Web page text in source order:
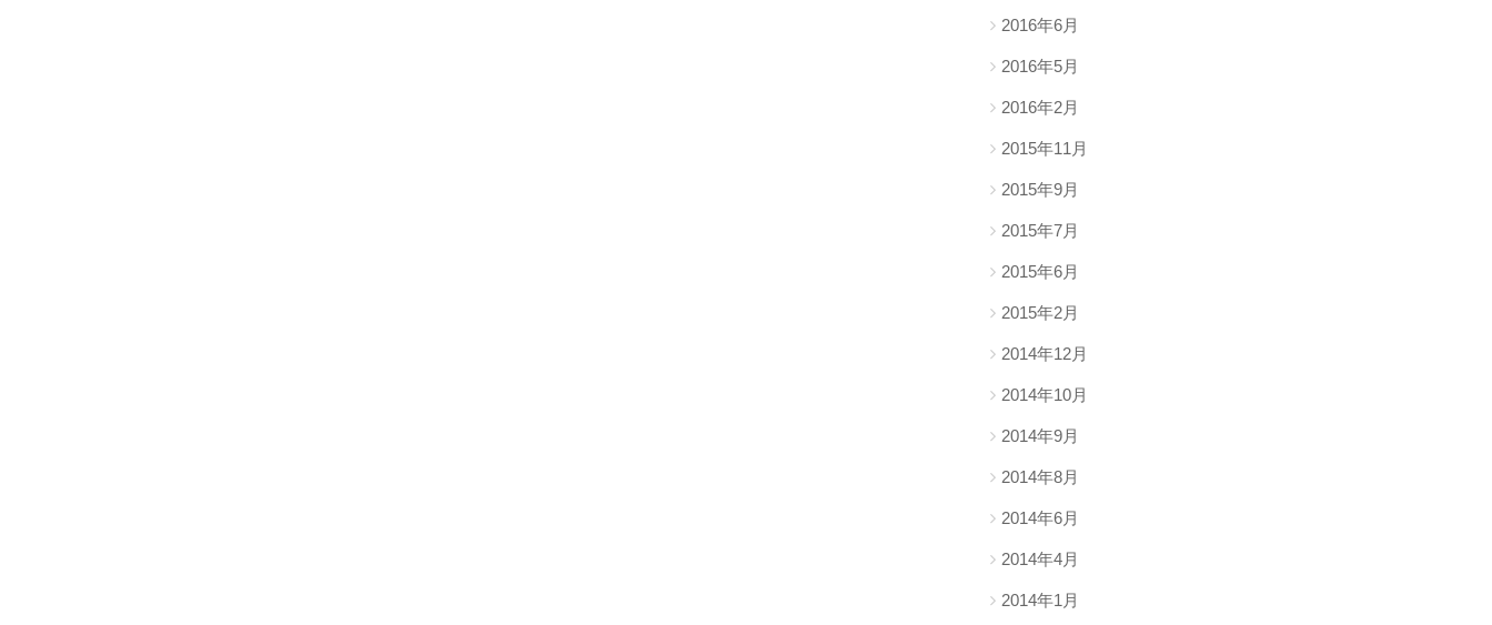
2016年6月
2016年5月
2016年2月
2015年11月
2015年9月
2015年7月
2015年6月
2015年2月
2014年12月
2014年10月
2014年9月
2014年8月
2014年6月
2014年4月
2014年1月